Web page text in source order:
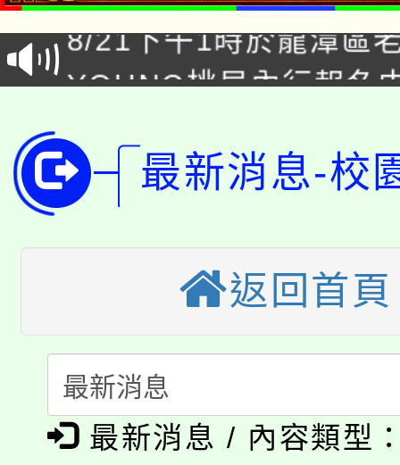
場熱烈登場!
8/21下午1時於龍潭區
徵才活動。
YOUNG桃局內行報名
開!
115年桃園市運動會8/
田徑場及游泳池舉行。
桃園市低收入戶享有免
視費優惠，中低收入戶
半價優惠，詳情可洽有
者。
大園自造教育及科技中
份教師增能研習
大溪自造教育及科技
份教師研習
淨零綠生活教案入校路
會
115年食農教育專業人
程
「本色祭」8/29、30在
最新消息-校
返回首頁
最新消息 / 內容類型